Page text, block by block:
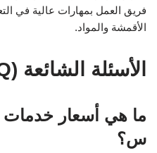
فريق العمل بمهارات عالية في
الأقمشة والمواد.
الأسئلة الشائعة (FAQ)
ما هي أسعار
س؟